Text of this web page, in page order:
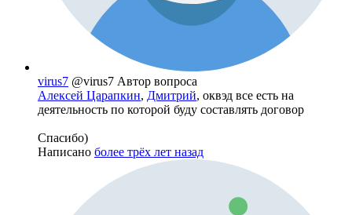
virus7 @virus7 Автор вопроса
Алексей Царапкин, Дмитрий, оквэд все есть на
деятельность по которой буду составлять договор
Спасибо)
Написано более трёх лет назад